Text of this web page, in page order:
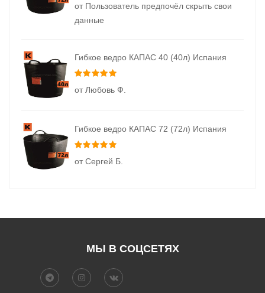
от Пользователь предпочёл скрыть свои
данные
Гибкое ведро КАПАС 40 (40л) Испания
от Любовь Ф.
Гибкое ведро КАПАС 72 (72л) Испания
от Сергей Б.
МЫ В СОЦСЕТЯХ